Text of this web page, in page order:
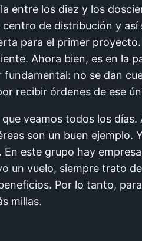
entre los diez y los
de distribución y así
para el primer
Ahora bien, es en la
no se dan
recibir órdenes de ese
veamos todos los días.
son un buen ejemplo.
este grupo hay
un vuelo, siempre trato
Por lo tanto,
millas.